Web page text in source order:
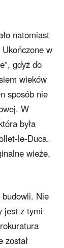
natomiast
w
gdyż do
wieków
sposób nie
W
była
le-Duca.
wieże,
Nie
jest z tymi
został